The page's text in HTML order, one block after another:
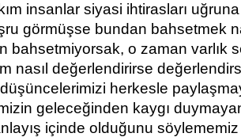
insanlar siyasi ihtirasları
görmüşse bundan bahsetmek
bahsetmiyorsak, o zaman varlık
nasıl değerlendirirse
herkesle
geleceğinden kaygı
içinde olduğunu söylememiz